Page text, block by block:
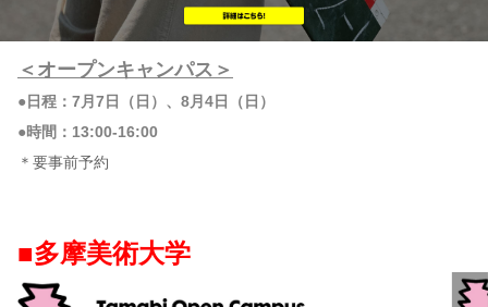
＜オープンキャンパス＞
●日程：7月7日（日）、8月4日（日）
●時間：13:00-16:00
＊要事前予約
■多摩美術大学